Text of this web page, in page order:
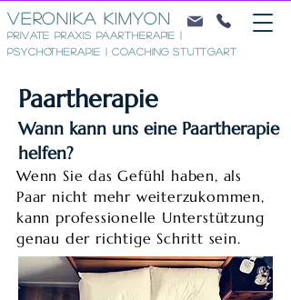
VERONIKA KIMYON
Private Praxis Paartherapie |
Psychotherapie | Coaching Stuttgart
Paartherapie
Wann kann uns eine Paartherapie
helfen?
Wenn Sie das Gefühl haben, als
Paar nicht mehr weiterzukommen,
kann professionelle Unterstützung
genau der richtige Schritt sein.